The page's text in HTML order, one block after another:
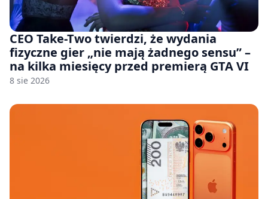
CEO Take-Two twierdzi, że wydania
fizyczne gier „nie mają żadnego sensu” –
na kilka miesięcy przed premierą GTA VI
8 sie 2026